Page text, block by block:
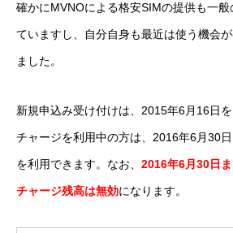
確かにMVNOによる格安SIMの提供も一
ていますし、自分自身も最近は使う機会
ました。
新規申込み受け付けは、2015年6月16日
チャージを利用中の方は、2016年6月30
を利用できます。なお、 2016年6月30日
チャージ残高は無効になります。